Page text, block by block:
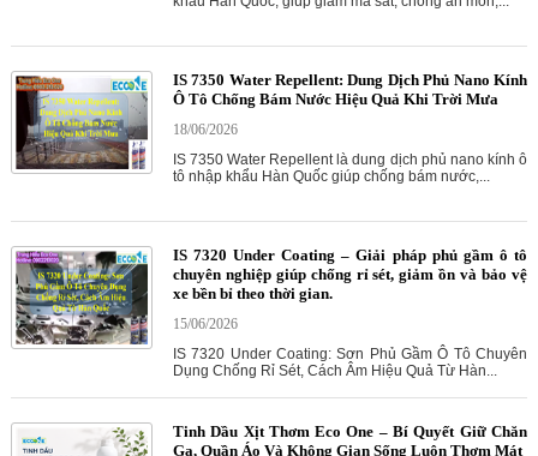
IS 7350 Water Repellent: Dung Dịch Phủ Nano Kính
Ô Tô Chống Bám Nước Hiệu Quả Khi Trời Mưa
18/06/2026
IS 7350 Water Repellent là dung dịch phủ nano kính ô
tô nhập khẩu Hàn Quốc giúp chống bám nước,...
IS 7320 Under Coating – Giải pháp phủ gầm ô tô
chuyên nghiệp giúp chống rỉ sét, giảm ồn và bảo vệ
xe bền bỉ theo thời gian.
15/06/2026
IS 7320 Under Coating: Sơn Phủ Gầm Ô Tô Chuyên
Dụng Chống Rỉ Sét, Cách Âm Hiệu Quả Từ Hàn...
Tinh Dầu Xịt Thơm Eco One – Bí Quyết Giữ Chăn
Ga, Quần Áo Và Không Gian Sống Luôn Thơm Mát